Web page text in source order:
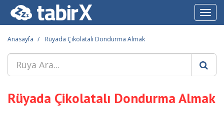
Anasayfa Rüyada Çikolatalı Dondurma Almak
Rüyada Çikolatalı Dondurma Almak